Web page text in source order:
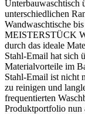
Unterbauwaschtisch
unterschiedlichen
Wandwaschtische
MEISTERSTÜCK
durch das ideale
Stahl-Email hat sich
Materialvorteile im
Stahl-Email ist nicht
zu reinigen und
frequentierten
Produktportfolio nun